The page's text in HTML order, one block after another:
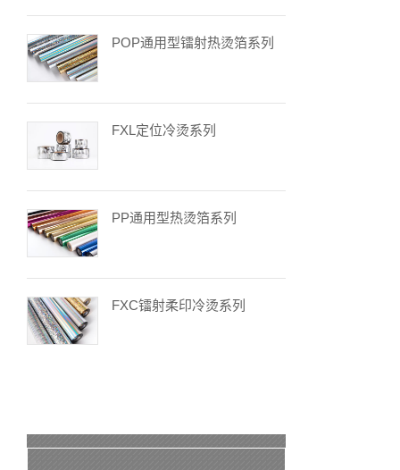
POP通用型镭射热烫箔系列
FXL定位冷烫系列
PP通用型热烫箔系列
FXC镭射柔印冷烫系列